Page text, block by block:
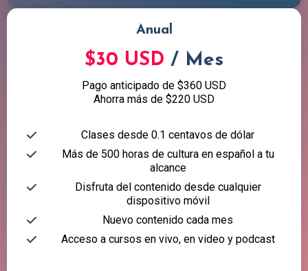
Anual
$30 USD / Mes
Pago anticipado de $360 USD
Ahorra más de $220 USD
Clases desde 0.1 centavos de dólar
Más de 500 horas de cultura en español a tu
alcance
Disfruta del contenido desde cualquier
dispositivo móvil
Nuevo contenido cada mes
Acceso a cursos en vivo, en video y podcast